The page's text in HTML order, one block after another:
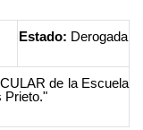
Estado: Derogada
de la Escuela
Prieto."